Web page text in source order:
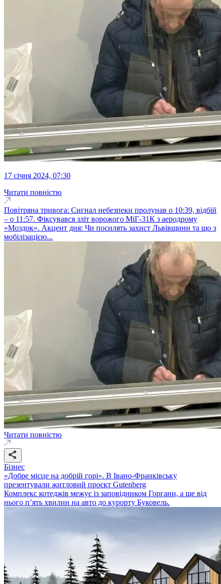
17 січня 2024, 07:30
Читати повністю
Повітряна тривога: Сигнал небезпеки пролунав о 10:39, відбій
– о 11:57. Фіксувався зліт ворожого МіГ-31К з аеродрому
«Моздок». Акцент дня: Чи посилять захист Львівщини та що з
мобілізацією...
Читати повністю
Бізнес
«Добре місце на добрій горі». В Івано-Франківську
презентували житловий проєкт Gutenberg
Комплекс котеджів межує із заповідником Горгани, а ще від
нього п’ять хвилин на авто до курорту Буковель.